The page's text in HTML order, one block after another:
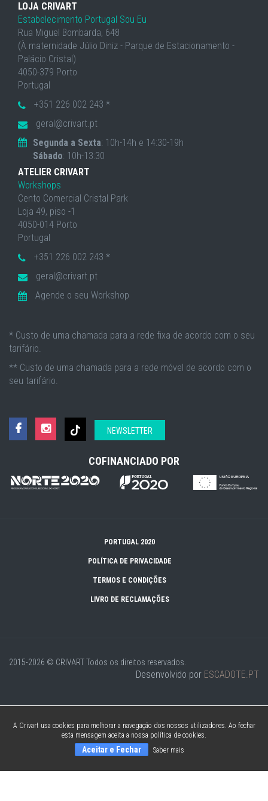
LOJA CRIVART
Estabelecimento Portugal Sou Eu
Rua Miguel Bombarda, 648
(À maternidade Júlio Diniz - Parque de Estacionamento -
Palácio Cristal)
4050-379 Porto
Portugal
+351 226 002 243 *
geral@crivart.pt
Segunda a Sexta: 10h-14h e 14:30-19h
Sábado: 10h-13:30
ATELIER CRIVART
Workshops
Cento Comercial Cristal Park
Loja 49, piso -1
4050-014 Porto
Portugal
+351 226 002 243 *
geral@crivart.pt
Agende o seu Workshop
* Custo de uma chamada para a rede fixa de acordo com o seu
tarifário.
** Custo de uma chamada para a rede móvel de acordo com o
seu tarifário.
NEWSLETTER
COFINANCIADO POR
PORTUGAL 2020
POLÍTICA DE PRIVACIDADE
TERMOS E CONDIÇÕES
LIVRO DE RECLAMAÇÕES
2015-2026 © CRIVARTTodos os direitos reservados.
Desenvolvido por ESCADOTE.PT
A Crivart usa cookies para melhorar a navegação dos nossos utilizadores. Ao fechar
esta mensagem aceita a nossa política de cookies.
Aceitar e Fechar Saber mais